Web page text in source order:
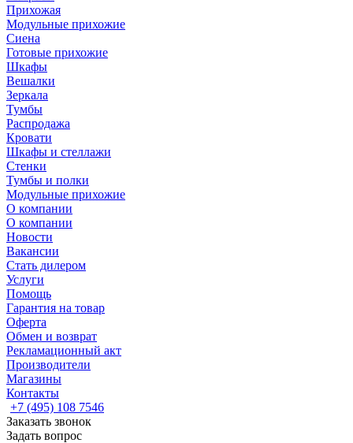
Прихожая
Модульные прихожие
Сиена
Готовые прихожие
Шкафы
Вешалки
Зеркала
Тумбы
Распродажа
Кровати
Шкафы и стеллажи
Стенки
Тумбы и полки
Модульные прихожие
О компании
О компании
Новости
Вакансии
Стать дилером
Услуги
Помощь
Гарантия на товар
Оферта
Обмен и возврат
Рекламационный акт
Производители
Магазины
Контакты
+7 (495) 108 7546
Заказать звонок
Задать вопрос